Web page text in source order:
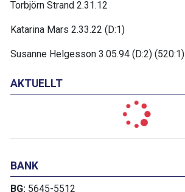
AKTUELLT
BANK
BG: 5645-5512
Torbjörn Strand 2.31.12
Katarina Mars 2.33.22 (D:1)
Susanne Helgesson 3.05.94 (D:2) (520:1)